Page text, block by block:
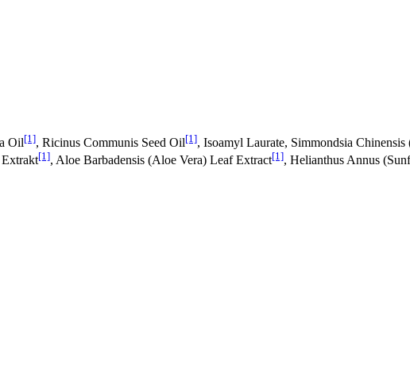
Oil[1], Ricinus Communis Seed Oil[1], Isoamyl Laurate, Simmondsia Chinensis
Extrakt[1], Aloe Barbadensis (Aloe Vera) Leaf Extract[1], Helianthus Annus